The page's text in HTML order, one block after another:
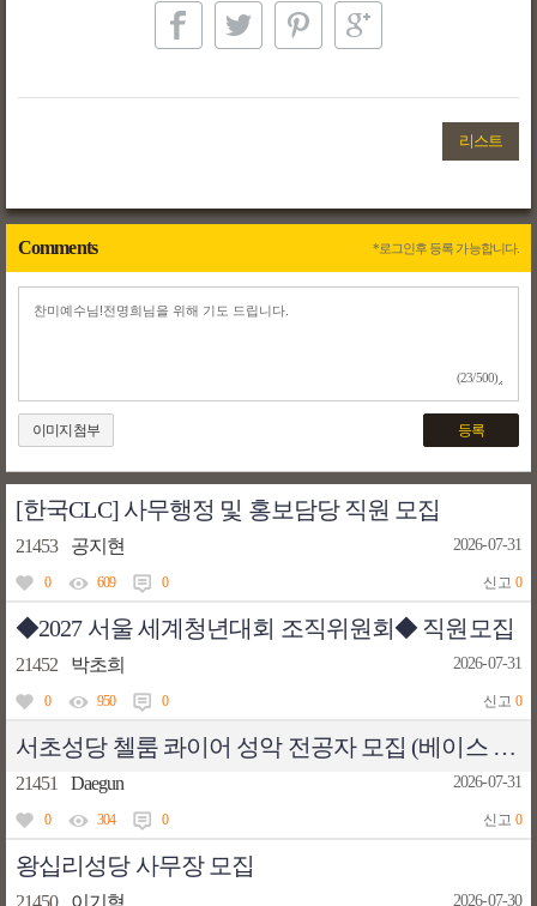
리스트
Comments *로그인후 등록 가능합니다.
(23/500)
이미지첨부 등록
[한국CLC] 사무행정 및 홍보담당 직원 모집
21453 공지현 2026-07-31
0 609 0 신고 0
◆2027 서울 세계청년대회 조직위원회◆ 직원모집
21452 박초희 2026-07-31
0 950 0 신고 0
서초성당 첼룸 콰이어 성악 전공자 모집 (베이스 또는 바리톤 1명 / 활동비 지급)
21451 Daegun 2026-07-31
0 304 0 신고 0
왕십리성당 사무장 모집
21450 이기혁 2026-07-30